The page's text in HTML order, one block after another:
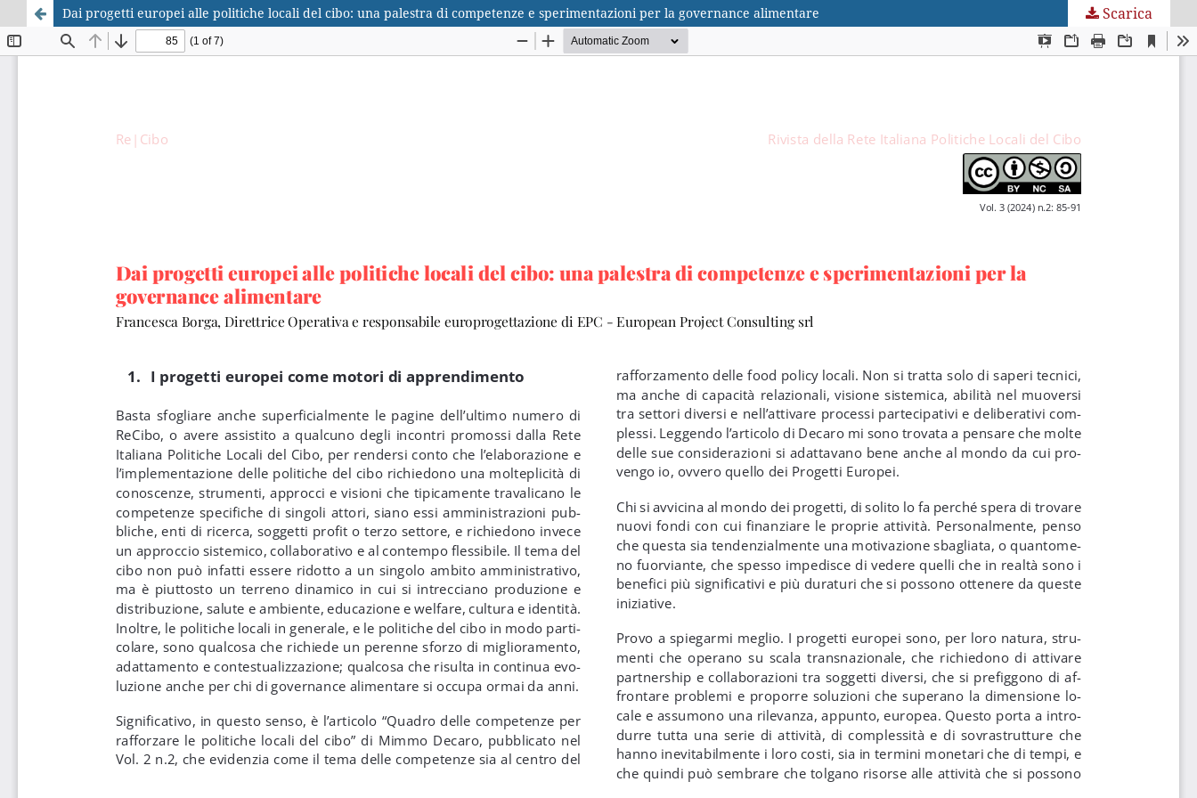
Dai progetti europei alle politiche locali del cibo: una palestra di competenze e sperimentazioni per la governance alimentare Scarica